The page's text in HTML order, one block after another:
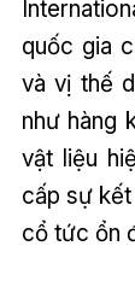
quốc gia
và vị thế
như hàng
vật liệu
cấp sự
cổ tức ổn